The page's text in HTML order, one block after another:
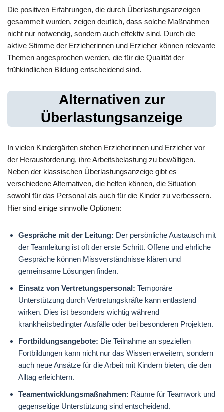
Die positiven Erfahrungen, die durch Überlastungsanzeigen
gesammelt wurden, zeigen deutlich, dass solche Maßnahmen
nicht nur notwendig, sondern auch effektiv sind. Durch die
aktive Stimme der Erzieherinnen und Erzieher können relevante
Themen angesprochen werden, die für die Qualität der
frühkindlichen Bildung entscheidend sind.
Alternativen zur
Überlastungsanzeige
In vielen Kindergärten stehen Erzieherinnen und Erzieher vor
der Herausforderung, ihre Arbeitsbelastung zu bewältigen.
Neben der klassischen Überlastungsanzeige gibt es
verschiedene Alternativen, die helfen können, die Situation
sowohl für das Personal als auch für die Kinder zu verbessern.
Hier sind einige sinnvolle Optionen:
Gespräche mit der Leitung: Der persönliche Austausch mit
der Teamleitung ist oft der erste Schritt. Offene und ehrliche
Gespräche können Missverständnisse klären und
gemeinsame Lösungen finden.
Einsatz von Vertretungspersonal: Temporäre
Unterstützung durch Vertretungskräfte kann entlastend
wirken. Dies ist besonders wichtig während
krankheitsbedingter Ausfälle oder bei besonderen Projekten.
Fortbildungsangebote: Die Teilnahme an speziellen
Fortbildungen kann nicht nur das Wissen erweitern, sondern
auch neue Ansätze für die Arbeit mit Kindern bieten, die den
Alltag erleichtern.
Teamentwicklungsmaßnahmen: Räume für Teamwork und
gegenseitige Unterstützung sind entscheidend.